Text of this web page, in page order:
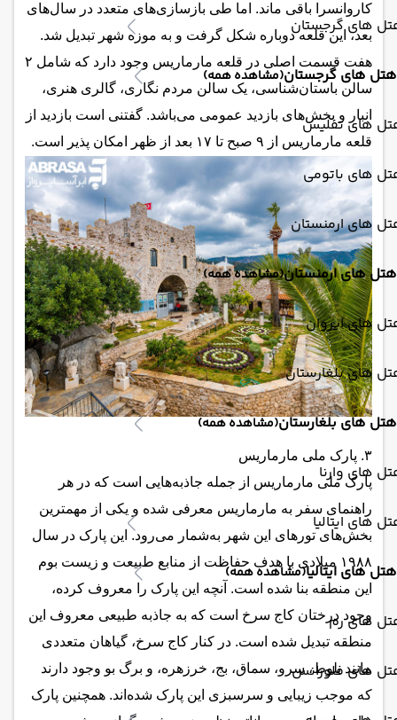
های گرجستان
هتل های گرجستان(مشاهده همه)
های تفلیس
های باتومی
های ارمنستان
هتل های ارمنستان(مشاهده همه)
های ایروان
های بلغارستان
هتل های بلغارستان(مشاهده همه)
های وارنا
های ایتالیا
هتل های ایتالیا(مشاهده همه)
های رم
های فلورانس
کاروانسرا باقی ماند. اما طی بازسازی‌های متعدد در سال‌های
بعد، این قلعه دوباره شکل گرفت و به موزه شهر تبدیل شد.
هفت قسمت اصلی در قلعه مارماریس وجود دارد که شامل ۲
سالن باستان‌شناسی، یک سالن مردم نگاری، گالری هنری،
انبار و بخش‌های بازدید عمومی می‌باشد. گفتنی است بازدید از
قلعه مارماریس از ۹ صبح تا ۱۷ بعد از ظهر امکان پذیر است.
۳. پارک ملی مارماریس
پارک ملی مارماریس از جمله جاذبه‌هایی است که در هر
راهنمای سفر به مارماریس معرفی شده و یکی از مهمترین
بخش‌های تورهای این شهر به‌شمار می‌رود. این پارک در سال
۱۹۸۸ میلادی با هدف حفاظت از منابع طبیعت و زیست بوم
این منطقه بنا شده است. آنچه این پارک را معروف کرده،
وجود درختان کاج سرخ است که به جاذبه طبیعی معروف این
منطقه تبدیل شده است. در کنار کاج سرخ، گیاهان متعددی
مانند بلوط، سرو، سماق، بج، خرزهره، و برگ بو وجود دارند
که موجب زیبایی و سرسبزی این پارک شده‌اند. همچنین پارک